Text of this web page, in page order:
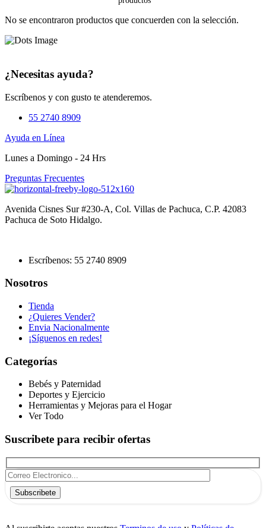
No se encontraron productos que concuerden con la selección.
¿Necesitas ayuda?
Escríbenos y con gusto te atenderemos.
55 2740 8909
Ayuda en Línea
Lunes a Domingo - 24 Hrs
Preguntas Frecuentes
Avenida Cisnes Sur #230-A, Col. Villas de Pachuca, C.P. 42083
Pachuca de Soto Hidalgo.
Escríbenos: 55 2740 8909
Nosotros
Tienda
¿Quieres Vender?
Envia Nacionalmente
¡Síguenos en redes!
Categorías
Bebés y Paternidad
Deportes y Ejercicio
Herramientas y Mejoras para el Hogar
Ver Todo
Suscribete para recibir ofertas
Subscribete